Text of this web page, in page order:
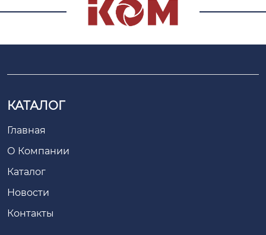
КАТАЛОГ
Главная
О Компании
Каталог
Новости
Контакты